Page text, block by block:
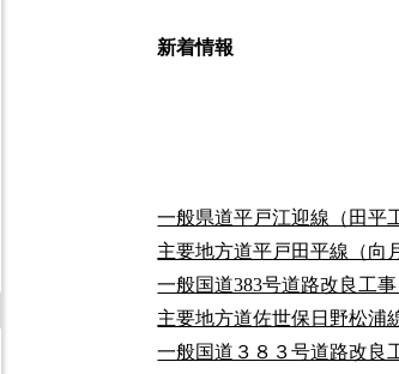
新着情報
一般県道平戸江迎線（田平
主要地方道平戸田平線（向
一般国道383号道路改良工事
主要地方道佐世保日野松浦
一般国道３８３号道路改良